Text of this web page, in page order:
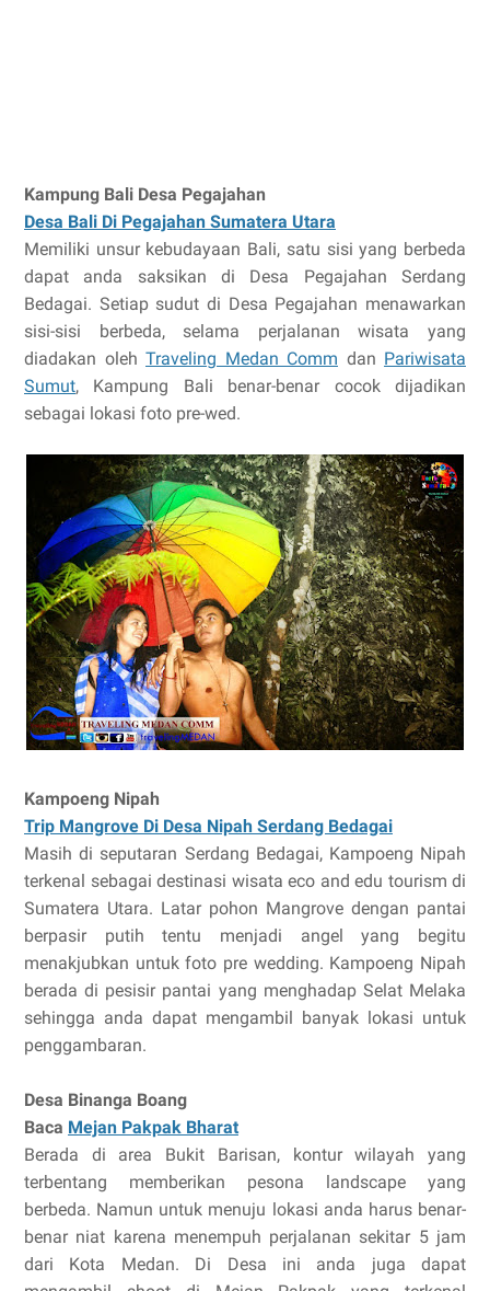
Kampung Bali Desa Pegajahan
Desa Bali Di Pegajahan Sumatera Utara
Memiliki unsur kebudayaan Bali, satu sisi yang berbeda
dapat anda saksikan di Desa Pegajahan Serdang
Bedagai. Setiap sudut di Desa Pegajahan menawarkan
sisi-sisi berbeda, selama perjalanan wisata yang
diadakan oleh Traveling Medan Comm dan Pariwisata
Sumut, Kampung Bali benar-benar cocok dijadikan
sebagai lokasi foto pre-wed.
Kampoeng Nipah
Trip Mangrove Di Desa Nipah Serdang Bedagai
Masih di seputaran Serdang Bedagai, Kampoeng Nipah
terkenal sebagai destinasi wisata eco and edu tourism di
Sumatera Utara. Latar pohon Mangrove dengan pantai
berpasir putih tentu menjadi angel yang begitu
menakjubkan untuk foto pre wedding. Kampoeng Nipah
berada di pesisir pantai yang menghadap Selat Melaka
sehingga anda dapat mengambil banyak lokasi untuk
penggambaran.
Desa Binanga Boang
Baca Mejan Pakpak Bharat
Berada di area Bukit Barisan, kontur wilayah yang
terbentang memberikan pesona landscape yang
berbeda. Namun untuk menuju lokasi anda harus benar-
benar niat karena menempuh perjalanan sekitar 5 jam
dari Kota Medan. Di Desa ini anda juga dapat